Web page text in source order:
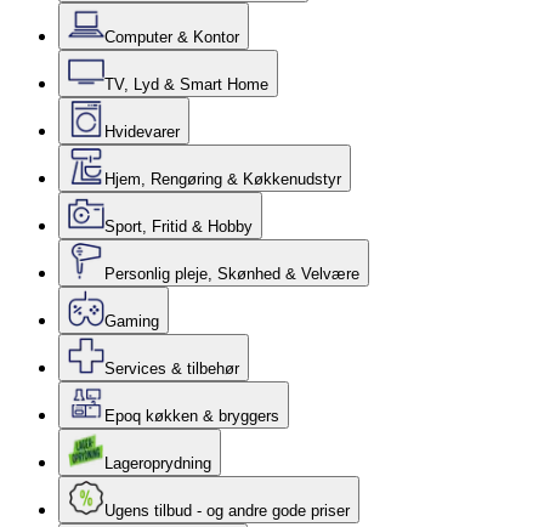
Computer & Kontor
TV, Lyd & Smart Home
Hvidevarer
Hjem, Rengøring & Køkkenudstyr
Sport, Fritid & Hobby
Personlig pleje, Skønhed & Velvære
Gaming
Services & tilbehør
Epoq køkken & bryggers
Lageroprydning
Ugens tilbud - og andre gode priser